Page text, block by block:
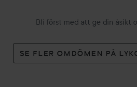
Användartid: Upp till 1,5 tim
Frekvens: 130 Hz
Max ljudnivå: < 60 dB
Gränssnitt: 2 knappar
Bli först med att ge din åsikt
SE FLER OMDÖMEN PÅ